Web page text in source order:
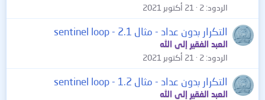
الردود 2 21 أكتوبر 2021
التكرار بدون عداد - مثال 2.1 - sentinel loop
العبد الفقير إلى الله
الردود 2 21 أكتوبر 2021
التكرار بدون عداد - مثال 1.2 - sentinel loop
العبد الفقير إلى الله